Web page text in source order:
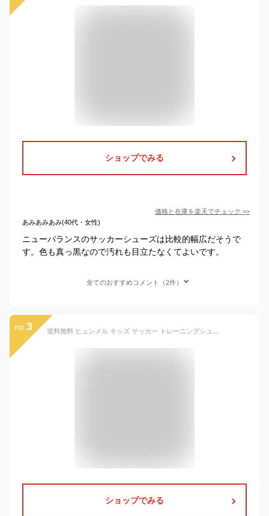
ショップでみる
価格と在庫を楽天でチェック >>
あみあみあみ(40代・女性)
ニューバランスのサッカーシューズは比較的幅広だそうで
す。色も真っ黒なので汚れも目立たなくてよいです。
全てのおすすめコメント（2件）
no. 3 送料無料 ヒュンメル キッズ サッカー トレーニングシューズ 人工芝対応 hummel プリアモーレ6 VTF JR 幅広 ワイド設計 17-22cm 子ども用 トレシュー ローカット ベルトタイプ マジックテープ ジュニア サッカーシューズ ブランド くつ/HJS2135
ショップでみる